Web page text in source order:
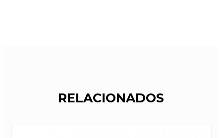
RELACIONADOS